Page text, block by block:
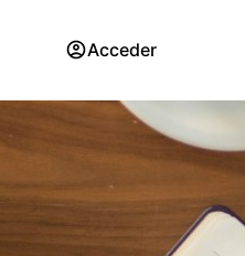
Acceder